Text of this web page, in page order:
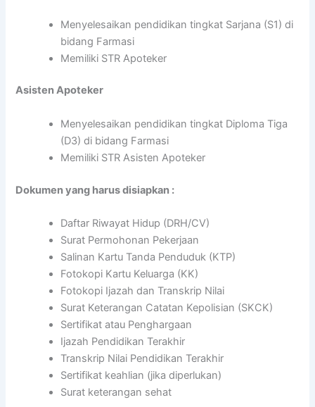
Menyelesaikan pendidikan tingkat Sarjana (S1) di
bidang Farmasi
Memiliki STR Apoteker
Asisten Apoteker
Menyelesaikan pendidikan tingkat Diploma Tiga
(D3) di bidang Farmasi
Memiliki STR Asisten Apoteker
Dokumen yang harus disiapkan :
Daftar Riwayat Hidup (DRH/CV)
Surat Permohonan Pekerjaan
Salinan Kartu Tanda Penduduk (KTP)
Fotokopi Kartu Keluarga (KK)
Fotokopi Ijazah dan Transkrip Nilai
Surat Keterangan Catatan Kepolisian (SKCK)
Sertifikat atau Penghargaan
Ijazah Pendidikan Terakhir
Transkrip Nilai Pendidikan Terakhir
Sertifikat keahlian (jika diperlukan)
Surat keterangan sehat